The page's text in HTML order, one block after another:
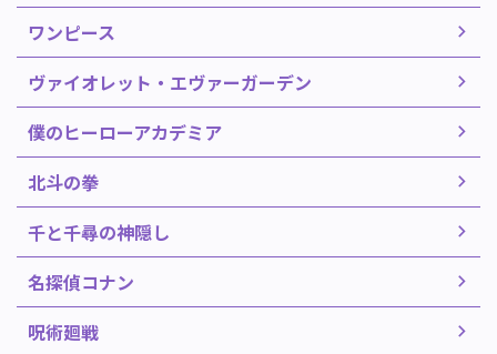
ワンピース
ヴァイオレット・エヴァーガーデン
僕のヒーローアカデミア
北斗の拳
千と千尋の神隠し
名探偵コナン
呪術廻戦